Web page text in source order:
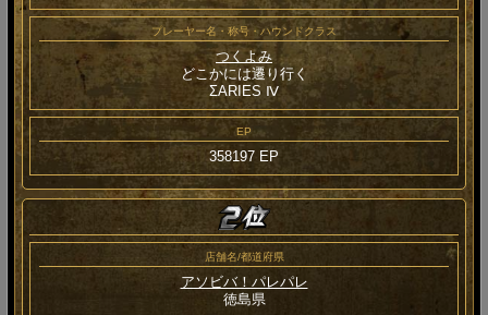
プレーヤー名・称号・ハウンドクラス
つくよみ
どこかには遷り行く
ΣARIES Ⅳ
EP
358197 EP
店舗名/都道府県
アソビバ！パレパレ
徳島県